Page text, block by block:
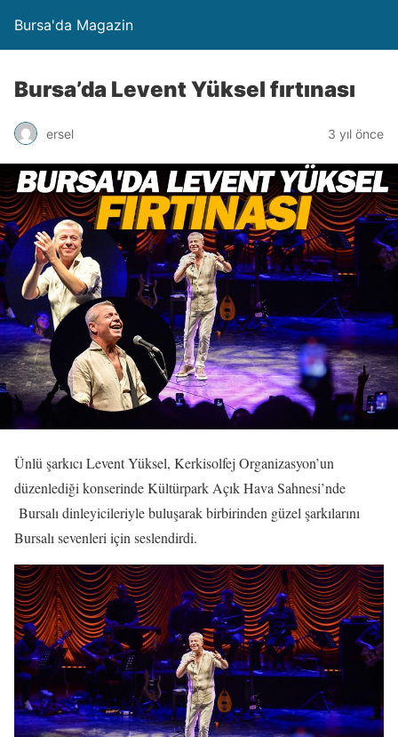
Bursa'da Magazin
Bursa’da Levent Yüksel fırtınası
ersel 3 yıl önce
Ünlü şarkıcı Levent Yüksel, Kerkisolfej Organizasyon’un
düzenlediği konserinde Kültürpark Açık Hava Sahnesi’nde
Bursalı dinleyicileriyle buluşarak birbirinden güzel şarkılarını
Bursalı sevenleri için seslendirdi.